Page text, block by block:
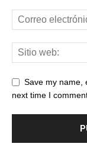
Save my name,
next time I